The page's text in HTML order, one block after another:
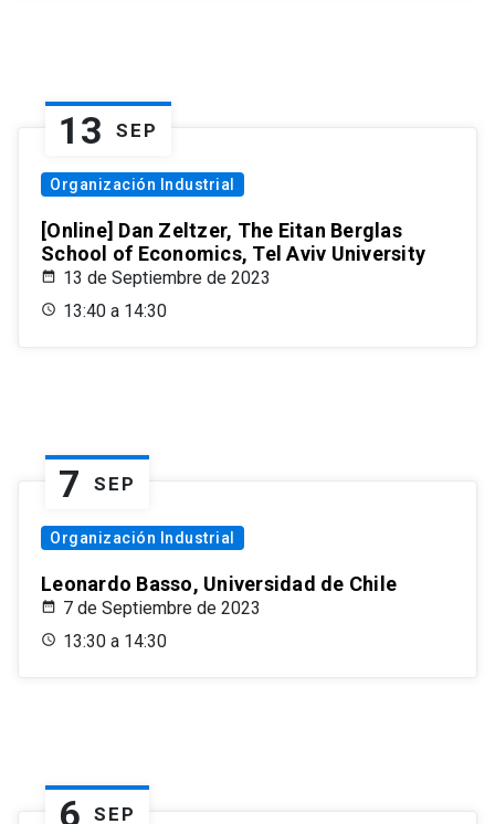
13 SEP
Organización Industrial
[Online] Dan Zeltzer, The Eitan Berglas
School of Economics, Tel Aviv University
13 de Septiembre de 2023
13:40 a 14:30
7 SEP
Organización Industrial
Leonardo Basso, Universidad de Chile
7 de Septiembre de 2023
13:30 a 14:30
6 SEP